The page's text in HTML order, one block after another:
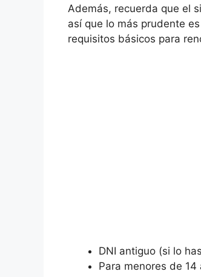
Además, recuerda que el
así que lo más prudente
requisitos básicos para
DNI antiguo (si lo
Para menores de